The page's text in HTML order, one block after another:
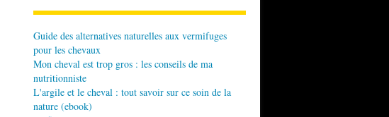
Guide des alternatives naturelles aux vermifuges
pour les chevaux
Mon cheval est trop gros : les conseils de ma
nutritionniste
L'argile et le cheval : tout savoir sur ce soin de la
nature (ebook)